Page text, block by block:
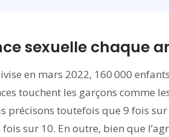
sexuelle chaque
en mars 2022, 160 000
touchent les garçons comme
toutefois que 9 fois sur
sur 10. En outre, bien que